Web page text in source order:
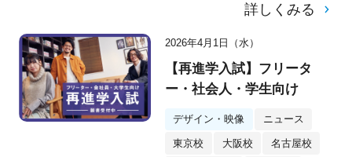
詳しくみる
2026年4月1日（水）
【再進学入試】フリータ
ー・社会人・学生向け
デザイン・映像 ニュース
東京校 大阪校 名古屋校